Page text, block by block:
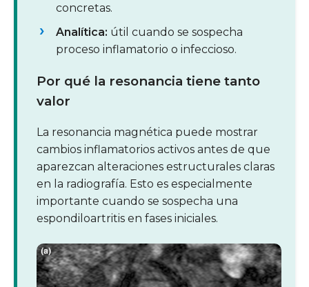
concretas.
Analítica: útil cuando se sospecha
proceso inflamatorio o infeccioso.
Por qué la resonancia tiene tanto
valor
La resonancia magnética puede mostrar
cambios inflamatorios activos antes de que
aparezcan alteraciones estructurales claras
en la radiografía. Esto es especialmente
importante cuando se sospecha una
espondiloartritis en fases iniciales.